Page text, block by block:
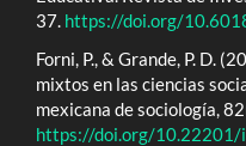
37. https://doi.org/
Forni, P., & Grande, P. D.
mixtos en las ciencias
mexicana de sociología,
https://doi.org/